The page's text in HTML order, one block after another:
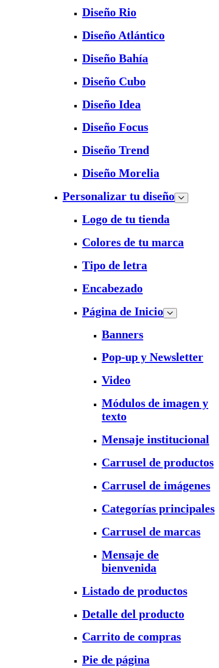
Diseño Rio
Diseño Atlántico
Diseño Bahía
Diseño Cubo
Diseño Idea
Diseño Focus
Diseño Trend
Diseño Morelia
Personalizar tu diseño
Logo de tu tienda
Colores de tu marca
Tipo de letra
Encabezado
Página de Inicio
Banners
Pop-up y Newsletter
Video
Módulos de imagen y
texto
Mensaje institucional
Carrusel de productos
Carrusel de imágenes
Categorías principales
Carrusel de marcas
Mensaje de
bienvenida
Listado de productos
Detalle del producto
Carrito de compras
Pie de página